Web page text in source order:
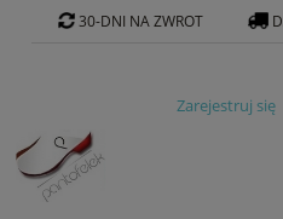
Zarejestruj się
30-DNI NA ZWROT